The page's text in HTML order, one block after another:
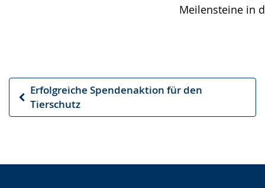
Meilensteine in
Vorheriger
Artikel
Erfolgreiche Spendenaktion für den
Tierschutz